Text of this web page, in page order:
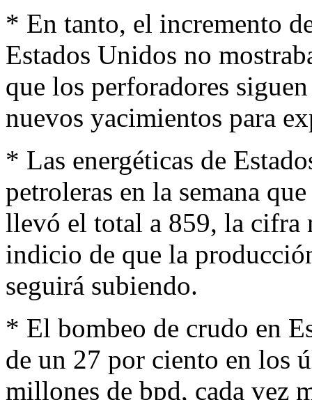
* En tanto, el incremento
Estados Unidos no
que los perforadores
nuevos yacimientos para
* Las energéticas de
petroleras en la semana
llevó el total a 859, la cifra
indicio de que la
seguirá subiendo.
* El bombeo de crudo en
de un 27 por ciento en los
millones de bpd, cada vez